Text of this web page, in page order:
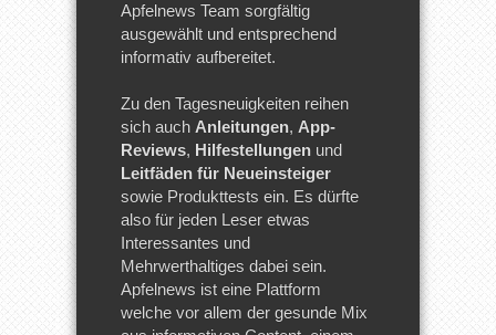
Apfelnews Team sorgfältig
ausgewählt und entsprechend
informativ aufbereitet.
Zu den Tagesneuigkeiten reihen
sich auch Anleitungen, App-
Reviews, Hilfestellungen und
Leitfäden für Neueinsteiger
sowie Produkttests ein. Es dürfte
also für jeden Leser etwas
Interessantes und
Mehrwerthaltiges dabei sein.
Apfelnews ist eine Plattform
welche vor allem der gesunde Mix